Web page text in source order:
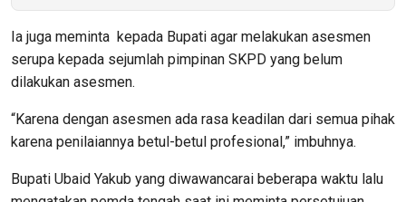
Ia juga meminta kepada Bupati agar melakukan asesmen
serupa kepada sejumlah pimpinan SKPD yang belum
dilakukan asesmen.
“Karena dengan asesmen ada rasa keadilan dari semua pihak
karena penilaiannya betul-betul profesional,” imbuhnya.
Bupati Ubaid Yakub yang diwawancarai beberapa waktu lalu